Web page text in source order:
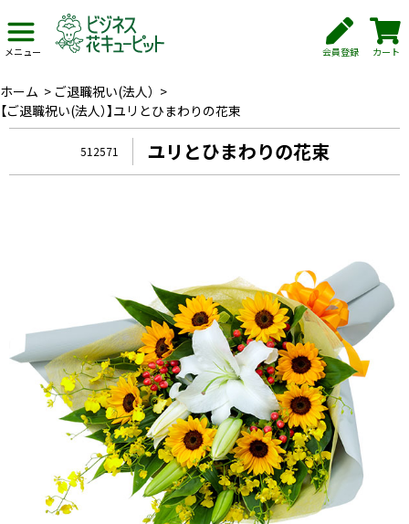
メニュー 会員登録 カート
ホーム > ご退職祝い(法人） >
【ご退職祝い(法人）】ユリとひまわりの花束
512571 ユリとひまわりの花束